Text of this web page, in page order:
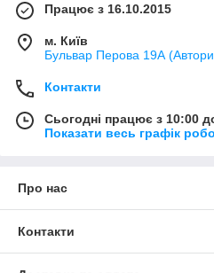
Працює з 16.10.2015
м. Київ
Бульвар Перова 19А
Контакти
Сьогодні працює з 10:00
Показати весь графік
Про нас
Контакти